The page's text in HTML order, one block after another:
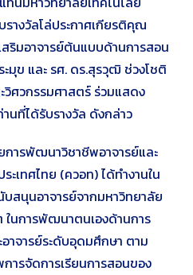
รางวัลโล่ประกาศเกียรติคุณ
ริมอาจารย์ต้นแบบด้านการสอน
ข และ รศ. ดร.สุรวุฒิ ช่วงโชติ
ศวกรรมศาสตร์ ร่วมแสดง
นที่ได้รับรางวัล ดังกล่าว
การพัฒนาวิชาชีพอาจารย์และ
เทศไทย (ควอท) ได้ทำงานใน
สนุนอาจารย์จากมหาวิทยาลัย
ในการพัฒนาตนเองด้านการ
าจารย์ระดับอุดมศึกษา ตาม
ารจัดการเรียนการสอนของ